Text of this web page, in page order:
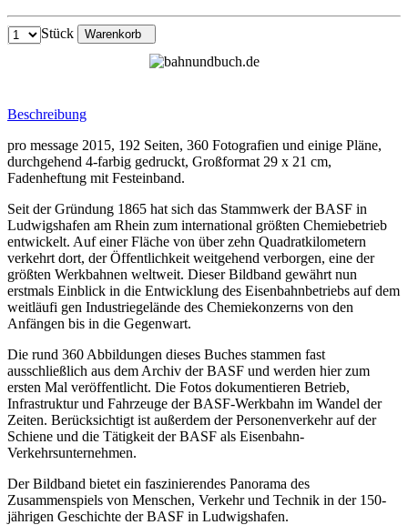
Stück Warenkorb
Beschreibung
pro message 2015, 192 Seiten, 360 Fotografien und einige Pläne,
durchgehend 4-farbig gedruckt, Großformat 29 x 21 cm,
Fadenheftung mit Festeinband.
Seit der Gründung 1865 hat sich das Stammwerk der BASF in
Ludwigshafen am Rhein zum international größten Chemiebetrieb
entwickelt. Auf einer Fläche von über zehn Quadratkilometern
verkehrt dort, der Öffentlichkeit weitgehend verborgen, eine der
größten Werkbahnen weltweit. Dieser Bildband gewährt nun
erstmals Einblick in die Entwicklung des Eisenbahnbetriebs auf dem
weitläufi gen Industriegelände des Chemiekonzerns von den
Anfängen bis in die Gegenwart.
Die rund 360 Abbildungen dieses Buches stammen fast
ausschließlich aus dem Archiv der BASF und werden hier zum
ersten Mal veröffentlicht. Die Fotos dokumentieren Betrieb,
Infrastruktur und Fahrzeuge der BASF-Werkbahn im Wandel der
Zeiten. Berücksichtigt ist außerdem der Personenverkehr auf der
Schiene und die Tätigkeit der BASF als Eisenbahn-
Verkehrsunternehmen.
Der Bildband bietet ein faszinierendes Panorama des
Zusammenspiels von Menschen, Verkehr und Technik in der 150-
jährigen Geschichte der BASF in Ludwigshafen.